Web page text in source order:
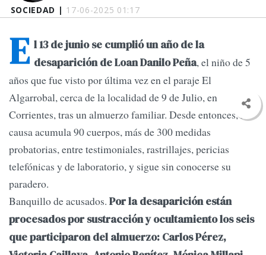
SOCIEDAD | 17-06-2025 01:17
E l 13 de junio se cumplió un año de la
desaparición de Loan Danilo Peña, el niño de 5
años que fue visto por última vez en el paraje El
Algarrobal, cerca de la localidad de 9 de Julio, en
Corrientes, tras un almuerzo familiar. Desde entonces, la
causa acumula 90 cuerpos, más de 300 medidas
probatorias, entre testimoniales, rastrillajes, pericias
telefónicas y de laboratorio, y sigue sin conocerse su
paradero.
Banquillo de acusados. Por la desaparición están
procesados por sustracción y ocultamiento los seis
que participaron del almuerzo: Carlos Pérez,